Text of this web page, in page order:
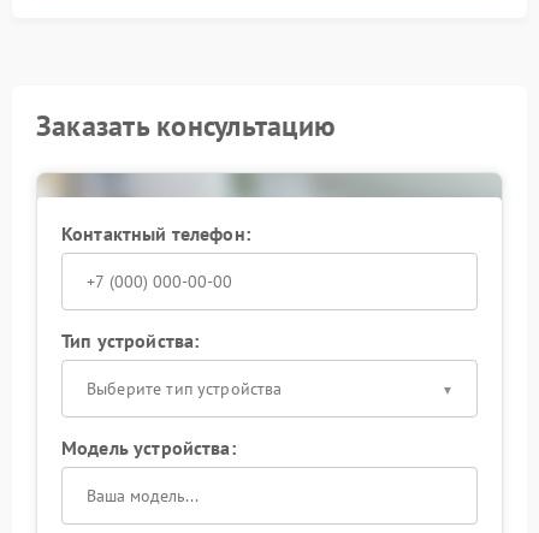
Заказать консультацию
Контактный телефон:
Тип устройства:
Выберите тип устройства
Модель устройства: